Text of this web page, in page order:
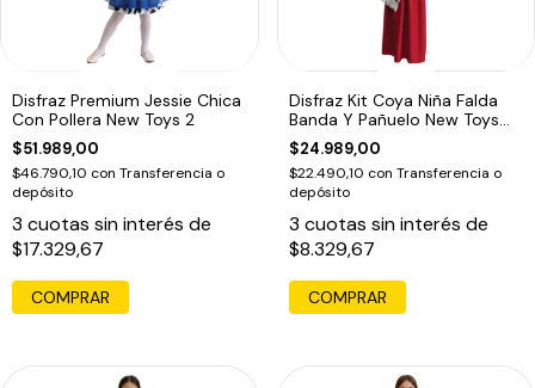
Disfraz Premium Jessie Chica
Con Pollera New Toys 2
$51.989,00
$46.790,10 con Transferencia o
depósito
3 cuotas sin interés de
$17.329,67
COMPRAR
Disfraz Kit Coya Niña Falda
Banda Y Pañuelo New Toys
Negro Unico
$24.989,00
$22.490,10 con Transferencia o
depósito
3 cuotas sin interés de
$8.329,67